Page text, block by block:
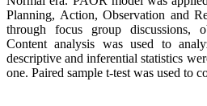
Planning, Action, Observation and
through focus group discussions,
Content analysis was used to
descriptive and inferential statistics
one. Paired sample t-test was used to